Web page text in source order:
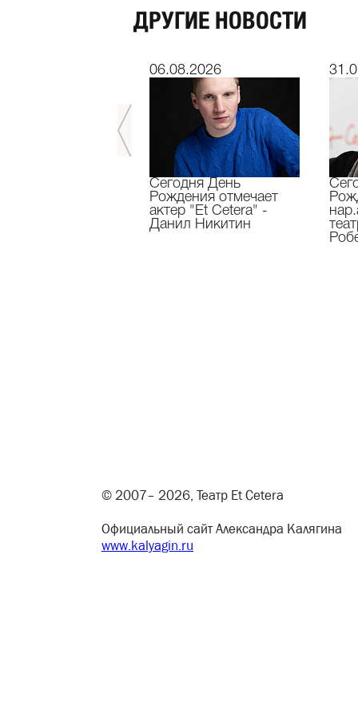
ДРУГИЕ НОВОСТИ
06.08.2026
Сегодня День
Рождения отмечает
актер "Et Cetera" -
Данил Никитин
© 2007– 2026, Театр Et Cetera
Официальный сайт Александра Калягина
www.kalyagin.ru